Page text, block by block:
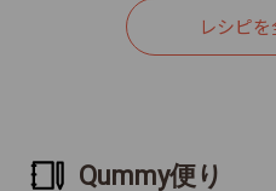
レシピ
Qummy便り